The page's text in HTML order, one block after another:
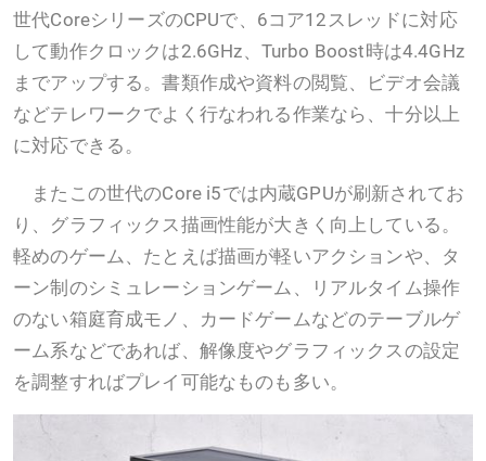
世代CoreシリーズのCPUで、6コア12スレッドに対応
して動作クロックは2.6GHz、Turbo Boost時は4.4GHz
までアップする。書類作成や資料の閲覧、ビデオ会議
などテレワークでよく行なわれる作業なら、十分以上
に対応できる。
またこの世代のCore i5では内蔵GPUが刷新されてお
り、グラフィックス描画性能が大きく向上している。
軽めのゲーム、たとえば描画が軽いアクションや、タ
ーン制のシミュレーションゲーム、リアルタイム操作
のない箱庭育成モノ、カードゲームなどのテーブルゲ
ーム系などであれば、解像度やグラフィックスの設定
を調整すればプレイ可能なものも多い。